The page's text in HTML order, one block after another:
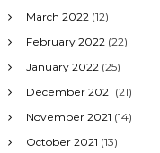
March 2022 (12)
February 2022 (22)
January 2022 (25)
December 2021 (21)
November 2021 (14)
October 2021 (13)